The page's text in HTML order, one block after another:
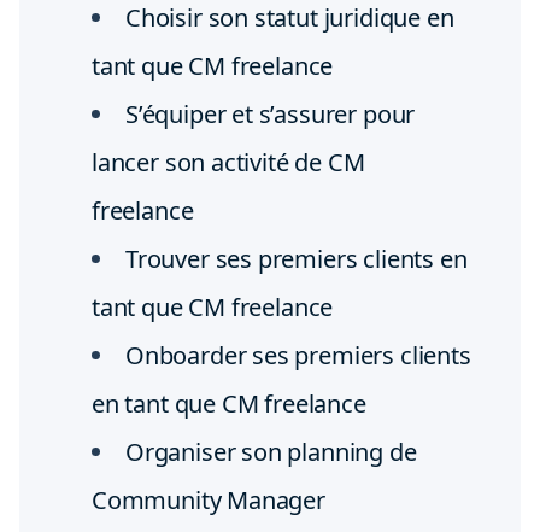
Choisir son statut juridique en
tant que CM freelance
S’équiper et s’assurer pour
lancer son activité de CM
freelance
Trouver ses premiers clients en
tant que CM freelance
Onboarder ses premiers clients
en tant que CM freelance
Organiser son planning de
Community Manager